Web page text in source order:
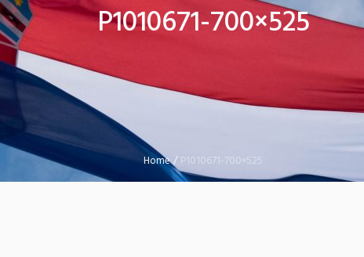
P1010671-700×525
Home/P1010671-700×525